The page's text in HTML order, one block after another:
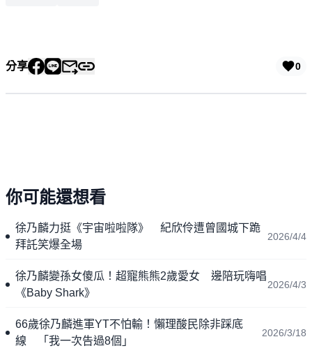
分享 0
你可能還想看
徐乃麟力挺《宇宙啦啦隊》 紀欣伶遭曾國城下跪
拜託笑爆全場
2026/4/4
徐乃麟變孫女傻瓜！超寵熊熊2歲愛女 邊陪玩嗨唱
《Baby Shark》
2026/4/3
66歲徐乃麟進軍YT不怕輸！懶理酸民除非踩底
線 「我一次告過8個」
2026/3/18